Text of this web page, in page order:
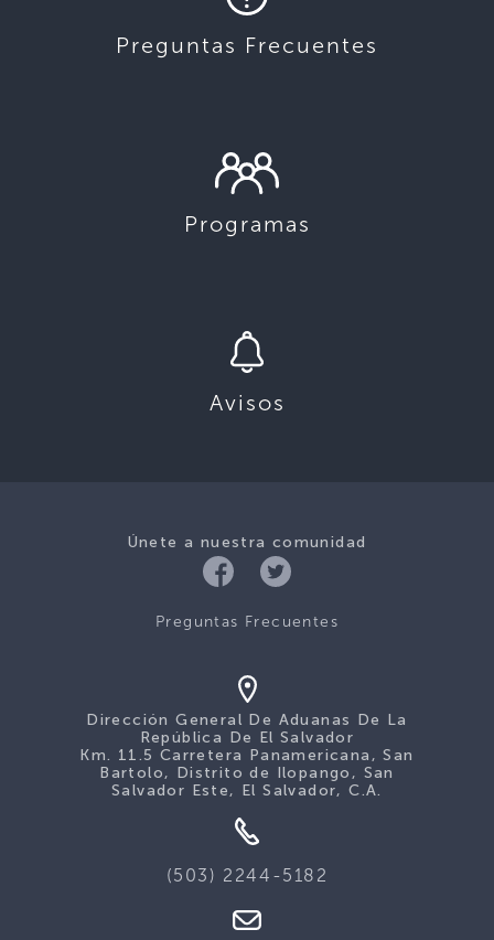
Preguntas Frecuentes
Programas
Avisos
Únete a nuestra comunidad
Preguntas Frecuentes
Dirección General De Aduanas De La
República De El Salvador
Km. 11.5 Carretera Panamericana, San
Bartolo, Distrito de Ilopango, San
Salvador Este, El Salvador, C.A.
(503) 2244-5182